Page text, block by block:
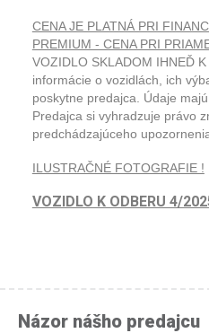
CENA JE PLATNÁ PRI
PREMIUM - CENA PRI
VOZIDLO SKLADOM IHNEĎ
informácie o vozidlách, ich
poskytne predajca. Údaje
Predajca si vyhradzuje právo
predchádzajúceho
ILUSTRAČNÉ FOTOGRAFIE !
VOZIDLO K ODBERU 4/
Názor nášho predajcu